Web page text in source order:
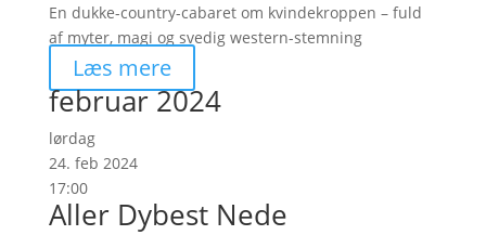
En dukke-country-cabaret om kvindekroppen – fuld
af myter, magi og svedig western-stemning
Læs mere
februar 2024
lørdag
24. feb 2024
17:00
Aller Dybest Nede